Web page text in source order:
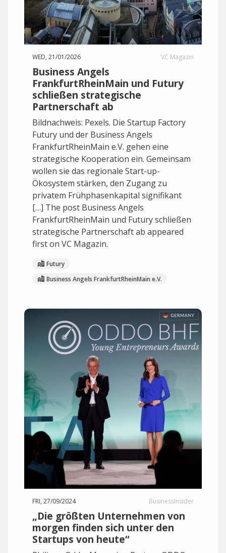
WED, 21/01/2026 VC Magazin
Business Angels
FrankfurtRheinMain und Futury
schließen strategische
Partnerschaft ab
Bildnachweis: Pexels. Die Startup Factory
Futury und der Business Angels
FrankfurtRheinMain e.V. gehen eine
strategische Kooperation ein. Gemeinsam
wollen sie das regionale Start-up-
Ökosystem stärken, den Zugang zu
privatem Frühphasenkapital signifikant
[…] The post Business Angels
FrankfurtRheinMain und Futury schließen
strategische Partnerschaft ab appeared
first on VC Magazin.
Futury
Business Angels FrankfurtRheinMain e.V.
FRI, 27/09/2024 BusinessInsider
„Die größten Unternehmen von
morgen finden sich unter den
Startups von heute“